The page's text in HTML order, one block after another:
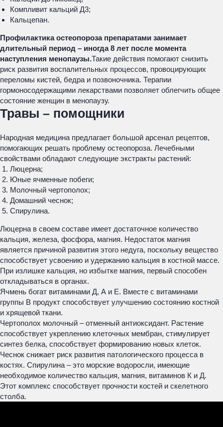
Компливит кальций Д3;
Кальцепан.
Профилактика остеопороза препаратами занимает
длительный период – иногда 8 лет после момента
наступления менопаузы.Такие действия помогают снизить
риск развития воспалительных процессов, провоцирующих
переломы кистей, бедра и позвоночника. Терапии
гормоносодержащими лекарствами позволяет облегчить общее
состояние женщин в менопаузу.
Травы – помощники
Народная медицина предлагает большой арсенал рецептов,
помогающих решать проблему остеопороза. Лечебными
свойствами обладают следующие экстракты растений:
Люцерна;
Юные ячменные побеги;
Молочный чертополох;
Домашний чеснок;
Спирулина.
Люцерна в своем составе имеет достаточное количество
кальция, железа, фосфора, магния. Недостаток магния
является причиной развития этого недуга, поскольку вещество
способствует усвоению и удержанию кальция в костной массе.
При излишке кальция, но избытке магния, первый способен
откладываться в органах.
Ячмень богат витаминами Д, А и Е. Вместе с витаминами
группы B продукт способствует улучшению состоянию костной
и хрящевой ткани.
Чертополох молочный – отменный антиоксидант. Растение
способствует укреплению клеточных мембран, стимулирует
синтез белка, способствует формированию новых клеток.
Чеснок снижает риск развития патологического процесса в
костях. Спирулина – это морские водоросли, имеющие
необходимое количество кальция, магния, витаминов К и Д.
Этот комплекс способствует прочности костей и скелетного
столба.